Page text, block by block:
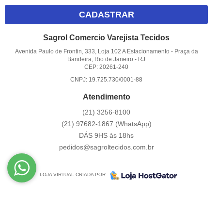
CADASTRAR
Sagrol Comercio Varejista Tecidos
Avenida Paulo de Frontin, 333, Loja 102 A Estacionamento - Praça da
Bandeira, Rio de Janeiro - RJ
CEP: 20261-240
CNPJ: 19.725.730/0001-88
Atendimento
(21) 3256-8100
(21) 97682-1867 (WhatsApp)
DÁS 9HS às 18hs
pedidos@sagroltecidos.com.br
LOJA VIRTUAL CRIADA POR